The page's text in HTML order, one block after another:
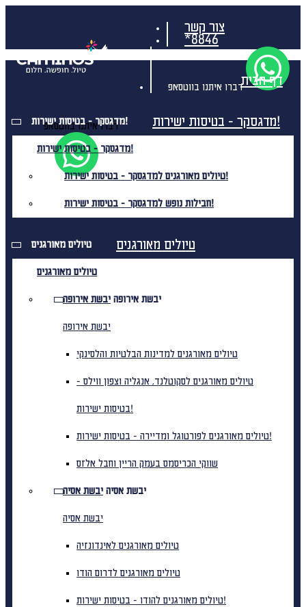
צור קשר
*8846
דברו איתנו בווטסאפ
דברו איתנו בווטסאפ
דף הבית
מדגסקר - בטיסות ישירות! מדגסקר - בטיסות ישירות!
מדגסקר - בטיסות ישירות!
טיולים מאורגנים למדגסקר - בטיסות ישירות!
חבילות נופש למדגסקר - בטיסות ישירות!
טיולים מאורגנים טיולים מאורגנים
טיולים מאורגנים
יבשת אירופה יבשת אירופה
יבשת אירופה
טיולים מאורגנים למדינות הבלטיות והלסינקי
טיולים מאורגנים לסקוטלנד, אנגליה וצפון ווילס -
בטיסות ישירות!
טיולים מאורגנים לפורטוגל ומדיירה - בטיסות ישירות!
שווקי הכריסמס בעמק הריין וחבל אלזס
יבשת אסיה יבשת אסיה
יבשת אסיה
טיולים מאורגנים לאינדונזיה
טיולים מאורגנים לדרום הודו
טיולים מאורגנים להודו - בטיסות ישירות!